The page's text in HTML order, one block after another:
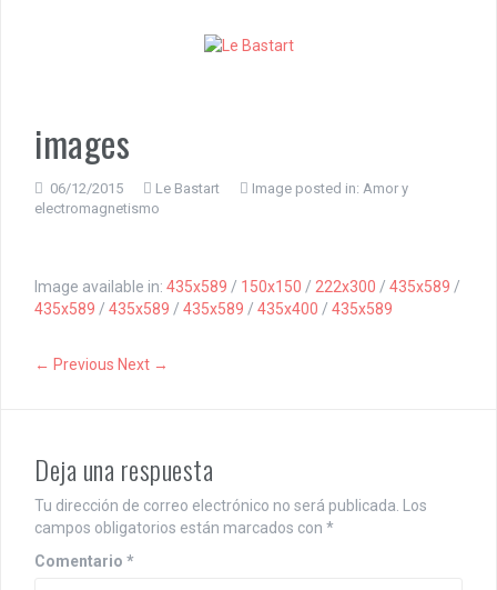
images
06/12/2015 Le Bastart Image posted in: Amor y
electromagnetismo
Image available in: 435x589 / 150x150 / 222x300 / 435x589 /
435x589 / 435x589 / 435x589 / 435x400 / 435x589
← Previous Next →
Deja una respuesta
Tu dirección de correo electrónico no será publicada. Los
campos obligatorios están marcados con *
Comentario *